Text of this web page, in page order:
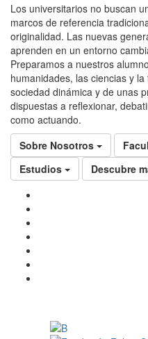
Los universitarios no buscan
marcos de referencia
originalidad. Las nuevas
aprenden en un entorno
Preparamos a nuestros
humanidades, las ciencias y
sociedad dinámica y de unas
dispuestas a reflexionar,
como actuando.
Sobre Nosotros
Estudios
Descubre